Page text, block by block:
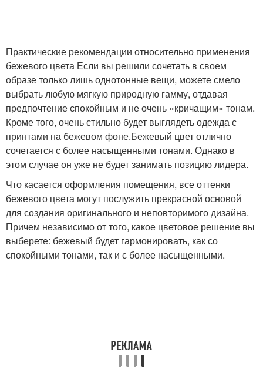
Практические рекомендации относительно применения
бежевого цвета Если вы решили сочетать в своем
образе только лишь однотонные вещи, можете смело
выбрать любую мягкую природную гамму, отдавая
предпочтение спокойным и не очень «кричащим» тонам.
Кроме того, очень стильно будет выглядеть одежда с
принтами на бежевом фоне.Бежевый цвет отлично
сочетается с более насыщенными тонами. Однако в
этом случае он уже не будет занимать позицию лидера.
Что касается оформления помещения, все оттенки
бежевого цвета могут послужить прекрасной основой
для создания оригинального и неповторимого дизайна.
Причем независимо от того, какое цветовое решение вы
выберете: бежевый будет гармонировать, как со
спокойными тонами, так и с более насыщенными.